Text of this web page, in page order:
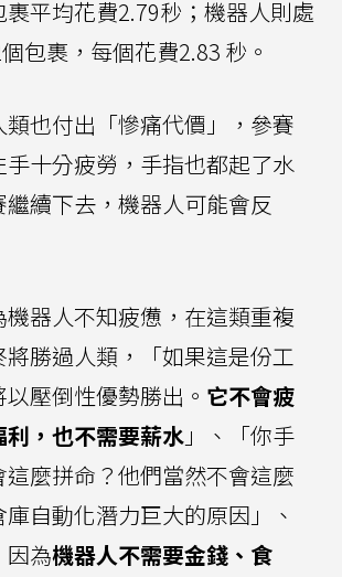
平均花費2.79秒；機器人則處
包裹，每個花費2.83 秒。
也付出「慘痛代價」，參賽
十分疲勞，手指也都起了水
續下去，機器人可能會反
器人不知疲憊，在這類重複
勝過人類，「如果這是份工
壓倒性優勢勝出。 它不會疲
，也不需要薪水 」、「你手
麼拼命？他們當然不會這麼
自動化潛力巨大的原因」、
因為機器人不需要金錢、食